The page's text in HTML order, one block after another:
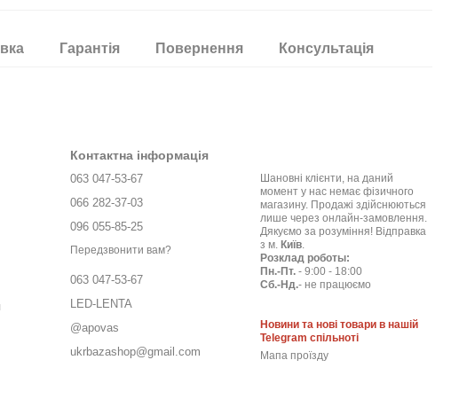
Гарантія Повернення Консультація
Контактна інформація
063 047-53-67
066 282-37-03
096 055-85-25
Передзвонити вам?
063 047-53-67
LED-LENTA
@apovas
ukrbazashop@gmail.com
Шановні клієнти, на даний
момент у нас немає фізичного
магазину. Продажі здійснюються
лише через онлайн-замовлення.
Дякуємо за розуміння! Відправка
з м. Київ.
Розклад роботы:
Пн.-Пт. - 9:00 - 18:00
Сб.-Нд.- не працюємо
Новини та нові товари в нашій
Telegram спільноті
Мапа проїзду